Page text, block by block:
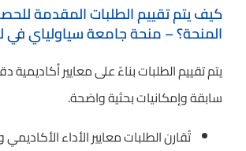
كيف يتم تقييم الطلبات المقدمة
المنحة؟ – منحة جامعة سياولياي في
يتم تقييم الطلبات بناءً على معايير أكاديمية
سابقة وإمكانيات بحثية واضحة.
تُقارن الطلبات معايير الأداء